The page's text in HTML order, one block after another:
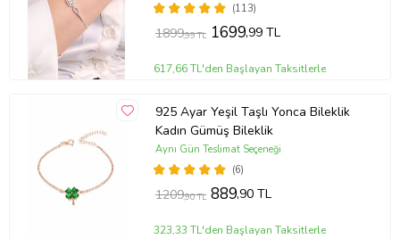
(113)
1899,99 TL 1699,99 TL
617,66 TL'den Başlayan Taksitlerle
925 Ayar Yeşil Taşlı Yonca Bileklik
Kadın Gümüş Bileklik
(6)
Aynı Gün Teslimat Seçeneği
1209,90 TL 889,90 TL
323,33 TL'den Başlayan Taksitlerle